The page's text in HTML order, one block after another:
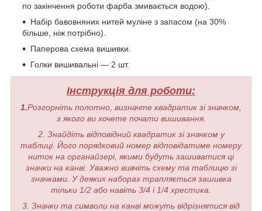
по закінчення роботи фарба змивається водою).
Набір бавовняних нитей муліне з запасом (на 30%
більше, ніж потрібно).
Паперова схема вишивки.
Голки вишивальні — 2 шт.
Інструкція для роботи:
1.Розгорніть полотно, визначте квадратик зі значком,
з якого ви хочете почати вишивання.
2. Знайдіть відповідний квадратик зі значком у
таблиці. Його порядковий номер відповідатиме номеру
ниток на органайзері, якими будуть зашиватися ці
значки на канві. Уважно вивчіть схему та таблицю зі
значками. У деяких наборах трапляється зашивка
тільки 1/2 або навіть 3/4 і 1/4 хрестика.
3. Значки та символи на канві можуть відрізнятися від